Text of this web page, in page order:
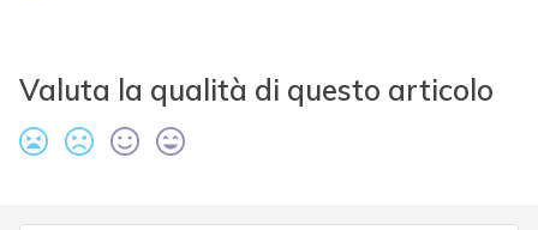
Valuta la qualità di questo articolo